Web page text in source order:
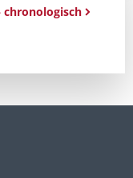
chronologisch